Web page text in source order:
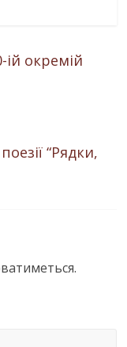
окремій
“Рядки,